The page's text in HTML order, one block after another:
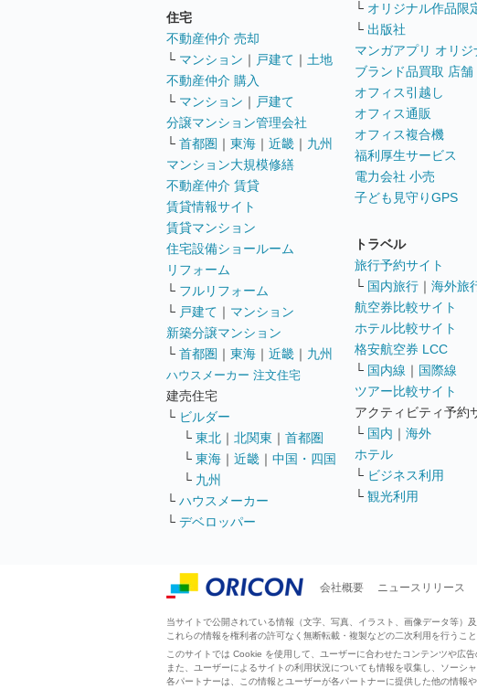
住宅
不動産仲介 売却
└ マンション ｜ 戸建て ｜ 土地
不動産仲介 購入
└ マンション ｜ 戸建て
分譲マンション管理会社
└ 首都圏 ｜ 東海 ｜ 近畿 ｜ 九州
マンション大規模修繕
不動産仲介 賃貸
賃貸情報サイト
賃貸マンション
住宅設備ショールーム
リフォーム
└ フルリフォーム
└ 戸建て ｜ マンション
新築分譲マンション
└ 首都圏 ｜ 東海 ｜ 近畿 ｜ 九州
ハウスメーカー 注文住宅
建売住宅
└ ビルダー
└ 東北 ｜ 北関東 ｜ 首都圏
└ 東海 ｜ 近畿 ｜ 中国・四国
└ 九州
└ ハウスメーカー
└ デベロッパー
└ オリジナル作品限
└ 出版社
マンガアプリ オリジ
ブランド品買取 店舗
オフィス引越し
オフィス通販
オフィス複合機
福利厚生サービス
電力会社 小売
子ども見守りGPS
トラベル
旅行予約サイト
└ 国内旅行 ｜ 海外旅
航空券比較サイト
ホテル比較サイト
格安航空券 LCC
└ 国内線 ｜ 国際線
ツアー比較サイト
アクティビティ予約
└ 国内 ｜ 海外
ホテル
└ ビジネス利用
└ 観光利用
会社概要 ニュースリリース
当サイトで公開されている情報（文字、写真、イラスト、画像データ等）
これらの情報を権利者の許可なく無断転載・複製などの二次利用を行うこ
このサイトでは Cookie を使用して、ユーザーに合わせたコンテンツや広
また、ユーザーによるサイトの利用状況についても情報を収集し、ソーシ
各パートナーは、この情報とユーザーが各パートナーに提供した他の情報